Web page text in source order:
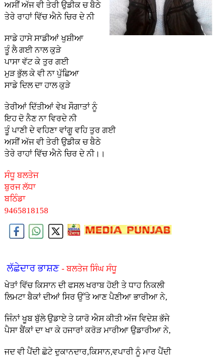
ਅਸੀਂ ਅੱਜ ਵੀ ਤੇਰੀ ਉਡੀਕ ਚ ਬੈਠੇ
ਤੇਰੇ ਰਾਹਾਂ ਵਿੱਚ ਐਨੇ ਚਿਰ ਦੇ ਨੀ
ਸਾਡੇ ਹਾਸੇ ਸਾਡੀਆਂ ਖੁਸ਼ੀਆ
ਤੂੰ ਲੈ ਗਈ ਨਾਲ ਕੁੜੇ
ਪਾਸਾ ਵੱਟ ਕੇ ਤੁਰ ਗਈ
ਮੁੜ ਭੁੱਲ ਕੇ ਵੀ ਨਾ ਪੁੱਛਿਆ
ਸਾਡੇ ਦਿਲ ਦਾ ਹਾਲ ਕੁੜੇ
ਤੇਰੀਆਂ ਦਿੱਤੀਆਂ ਵੇਖ ਸੌਗਾਤਾਂ ਨੂੰ
ਇਹ ਦੋ ਨੈਣ ਨਾ ਵਿਰਦੇ ਨੀ
ਤੂੰ ਪਾਣੀ ਦੇ ਵਹਿਣਾ ਵਾਂਗੂ ਵਹਿ ਤੁਰ ਗਈ
ਅਸੀਂ ਅੱਜ ਵੀ ਤੇਰੀ ਉਡੀਕ ਚ ਬੈਠੇ
ਤੇਰੇ ਰਾਹਾਂ ਵਿੱਚ ਐਨੇ ਚਿਰ ਦੇ ਨੀ।।
ਸੰਧੂ ਬਲਤੇਜ
ਬੁਰਜ ਲੱਧਾ
ਬਠਿੰਡਾ
9465818158
ਲੱਛੇਦਾਰ ਭਾਸ਼ਣ - ਬਲਤੇਜ ਸਿੰਘ ਸੰਧੂ
ਖੇਤਾਂ ਵਿੱਚ ਕਿਸਾਨ ਦੀ ਫਸਲ ਖਰਾਬ ਹੋਈ ਤੇ ਧਾਹ ਨਿਕਲੀ
ਲਿਮਟਾ ਬੈਕਾਂ ਦੀਆਂ ਸਿਰ ਉੱਤੇ ਆਣ ਪੈਣੀਆ ਭਾਰੀਆ ਨੇ,
ਜਿੰਨਾਂ ਖੂਬ ਬੁੱਲੇ ਉਡਾਏ ਤੇ ਯਾਰੋ ਐਸ ਕੀਤੀ ਅੱਜ ਵਿਦੇਸ਼ ਭੱਜੇ
ਪੈਸਾ ਬੈਂਕਾਂ ਦਾ ਖਾ ਕੇ ਹਜਾਰਾਂ ਕਰੋੜ ਮਾਰੀਆ ਉਡਾਰੀਆ ਨੇ,
ਜਦ ਵੀ ਪੈਂਦੀ ਛੋਟੇ ਦੁਕਾਨਦਾਰ,ਕਿਸਾਨ,ਵਪਾਰੀ ਨੂੰ ਮਾਰ ਪੈਂਦੀ